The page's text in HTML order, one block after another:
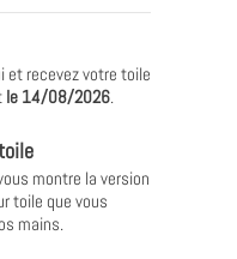
et recevez votre toile
le 14/08/2026.
montre la version
toile que vous
mains.